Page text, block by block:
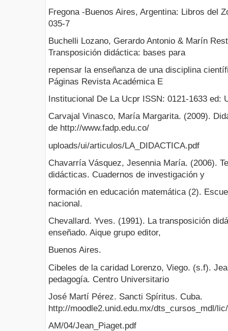
Fregona -Buenos Aires, Argentina: Libros del
035-7
Buchelli Lozano, Gerardo Antonio & Marín
Transposición didáctica: bases para
repensar la enseñanza de una disciplina
Páginas Revista Académica E
Institucional De La Ucpr ISSN: 0121-1633 ed:
Carvajal Vinasco, María Margarita. (2009).
de http://www.fadp.edu.co/
uploads/ui/articulos/LA_DIDACTICA.pdf
Chavarría Vásquez, Jesennia María. (2006).
didácticas. Cuadernos de investigación y
formación en educación matemática (2).
nacional.
Chevallard. Yves. (1991). La transposición
enseñado. Aique grupo editor,
Buenos Aires.
Cibeles de la caridad Lorenzo, Viego. (s.f).
pedagogía. Centro Universitario
José Martí Pérez. Sancti Spíritus. Cuba.
http://moodle2.unid.edu.mx/dts_cursos_mdl/
AM/04/Jean_Piaget.pdf